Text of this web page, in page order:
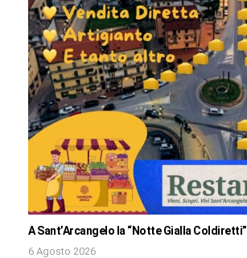
A Sant’Arcangelo la “Notte Gialla Coldiretti”
6 Agosto 2026